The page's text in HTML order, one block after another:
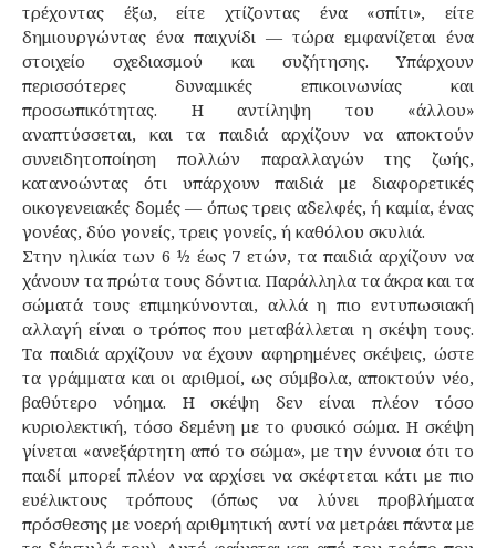
τρέχοντας έξω, είτε χτίζοντας ένα «σπίτι», είτε
δημιουργώντας ένα παιχνίδι — τώρα εμφανίζεται ένα
στοιχείο σχεδιασμού και συζήτησης. Υπάρχουν
περισσότερες δυναμικές επικοινωνίας και
προσωπικότητας. Η αντίληψη του «άλλου»
αναπτύσσεται, και τα παιδιά αρχίζουν να αποκτούν
συνειδητοποίηση πολλών παραλλαγών της ζωής,
κατανοώντας ότι υπάρχουν παιδιά με διαφορετικές
οικογενειακές δομές — όπως τρεις αδελφές, ή καμία, ένας
γονέας, δύο γονείς, τρεις γονείς, ή καθόλου σκυλιά.
Στην ηλικία των 6 ½ έως 7 ετών, τα παιδιά αρχίζουν να
χάνουν τα πρώτα τους δόντια. Παράλληλα τα άκρα και τα
σώματά τους επιμηκύνονται, αλλά η πιο εντυπωσιακή
αλλαγή είναι ο τρόπος που μεταβάλλεται η σκέψη τους.
Τα παιδιά αρχίζουν να έχουν αφηρημένες σκέψεις, ώστε
τα γράμματα και οι αριθμοί, ως σύμβολα, αποκτούν νέο,
βαθύτερο νόημα. Η σκέψη δεν είναι πλέον τόσο
κυριολεκτική, τόσο δεμένη με το φυσικό σώμα. Η σκέψη
γίνεται «ανεξάρτητη από το σώμα», με την έννοια ότι το
παιδί μπορεί πλέον να αρχίσει να σκέφτεται κάτι με πιο
ευέλικτους τρόπους (όπως να λύνει προβλήματα
πρόσθεσης με νοερή αριθμητική αντί να μετράει πάντα με